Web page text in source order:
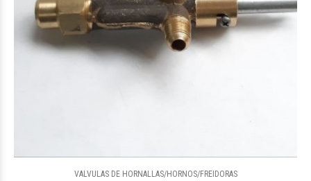
VALVULAS DE HORNALLAS/HORNOS/FREIDORAS